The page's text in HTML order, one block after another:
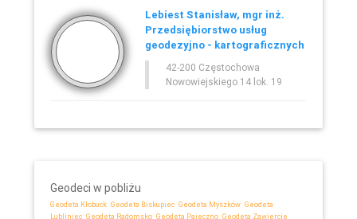
Lebiest Stanisław, mgr inż.
Przedsiębiorstwo usług
geodezyjno - kartograficznych
42-200 Częstochowa
Nowowiejskiego 14 lok. 19
Geodeci w pobliżu
Geodeta Kłobuck Geodeta Biskupiec Geodeta Myszków Geodeta
Lubliniec Geodeta Radomsko Geodeta Pajęczno Geodeta Zawiercie